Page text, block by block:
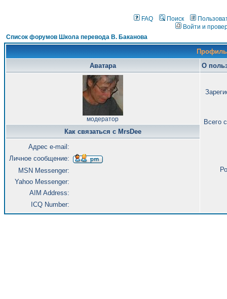
FAQ Поиск
Войти и
Список форумов Школа перевода В. Баканова
Профиль
Аватара
О
модератор Всего
Как связаться с MrsDee
Адрес e-mail:
Личное сообщение:
MSN Messenger:
Yahoo Messenger:
AIM Address:
ICQ Number: